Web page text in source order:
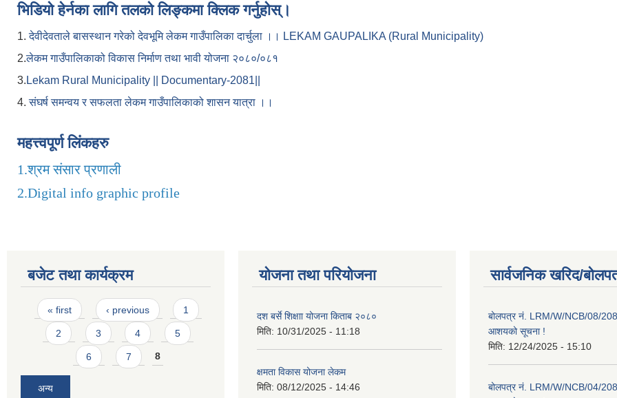
भिडियो हेर्नका लागि तलको लिङ्कमा क्लिक गर्नुहोस्।
1.देवीदेवताले बासस्थान गरेको देवभूमि लेकम गाउँपालिका दार्चुला ।। LEKAM GAUPALIKA (Rural Municipality)
2.लेकम गाउँपालिकाको विकास निर्माण तथा भावी योजना २०८०/०८१
3. Lekam Rural Municipality || Documentary-2081||
4.संघर्ष समन्वय र सफलता लेकम गाउँपालिकाको शासन यात्रा ।।
महत्त्वपूर्ण लिंकहरु
1.श्रम संसार प्रणाली
2.Digital info graphic profile
बजेट तथा कार्यक्रम
Pages
« first ‹ previous 1
2 3 4 5
6 7 8
अन्य
योजना तथा परियोजना
दश बर्से शिक्षाा योजना किताब २०८०
मिति: 10/31/2025 - 11:18
क्षमता विकास योजना लेकम
मिति: 08/12/2025 - 14:46
सार्वजनिक खरिद/
बोलपत्र नं. LRM/W/NCB/08/
आशयको सूचना !
मिति: 12/24/2025 - 15:10
बोलपत्र नं. LRM/W/NCB/04/